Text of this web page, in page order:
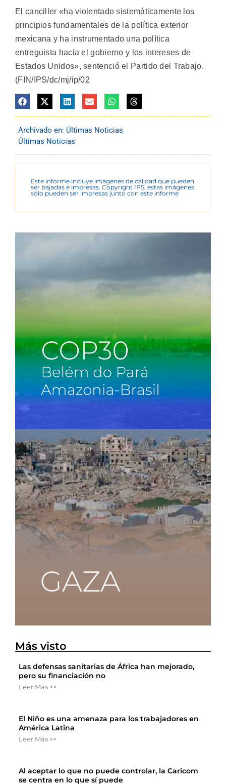
El canciller «ha violentado sistemáticamente los
principios fundamentales de la política exterior
mexicana y ha instrumentado una política
entreguista hacia el gobierno y los intereses de
Estados Unidos», sentenció el Partido del Trabajo.
(FIN/IPS/dc/mj/ip/02
Archivado en: Últimas Noticias
Últimas Noticias
Este informe incluye imágenes de calidad que pueden
ser bajadas e impresas. Copyright IPS, estas imágenes
sólo pueden ser impresas junto con este informe
Más visto
Las defensas sanitarias de África han mejorado,
pero su financiación no
Leer Más >>
El Niño es una amenaza para los trabajadores en
América Latina
Leer Más >>
Al aceptar lo que no puede controlar, la Caricom
se centra en lo que sí puede